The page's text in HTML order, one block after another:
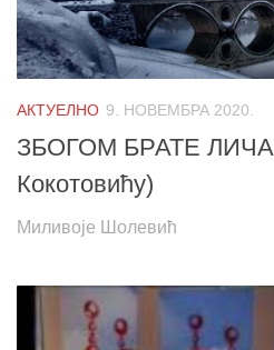
АКТУЕЛНО 9. НОВЕМБРА 2020.
ЗБОГОМ БРАТЕ
Кокотовићу)
Миливоје